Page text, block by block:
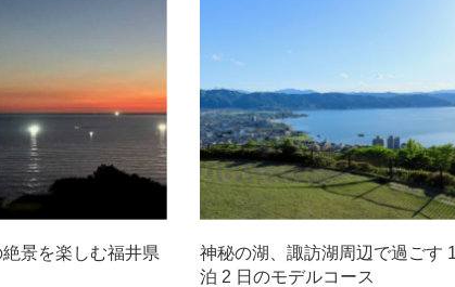
景を楽しむ福井県
神秘の湖、諏訪湖周辺で過ごす 1
泊 2 ⽇のモデルコース